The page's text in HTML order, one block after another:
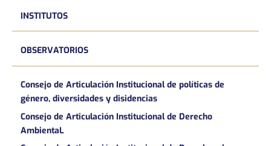
INSTITUTOS
OBSERVATORIOS
Consejo de Articulación Institucional de políticas de
género, diversidades y disidencias
Consejo de Articulación Institucional de Derecho
AmbientaL